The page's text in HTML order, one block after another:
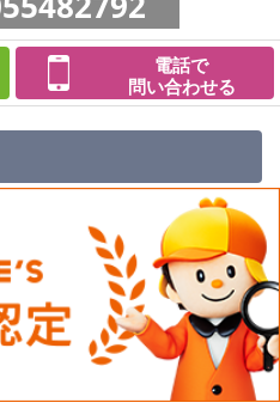
電話で
問い合わせる